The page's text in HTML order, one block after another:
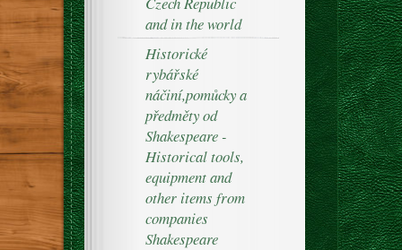
and in the world
Historické
rybářské
náčiní,pomůcky a
předměty od
Shakespeare -
Historical tools,
equipment and
other items from
companies
Shakespeare